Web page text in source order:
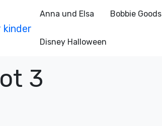
Anna und Elsa Bobbie Goods
Disney Halloween
3